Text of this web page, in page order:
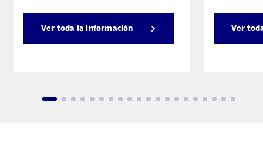
Ver toda la información Ver